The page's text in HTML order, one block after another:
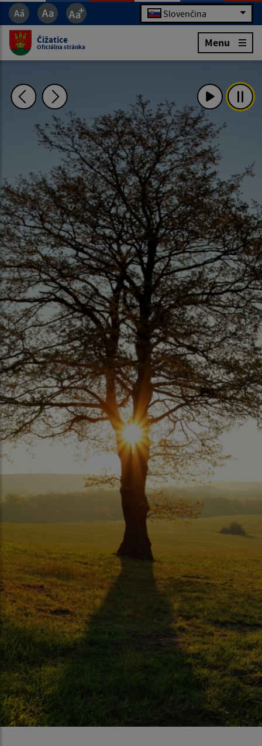
Slovenčina
Čižatice
Oficiálna stránka Menu